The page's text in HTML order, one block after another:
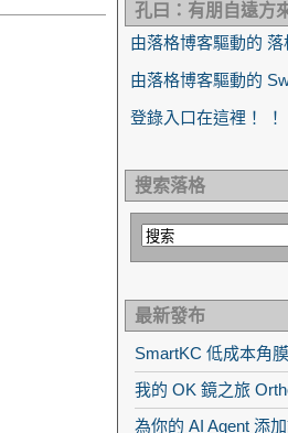
孔曰：有朋自遠方
由落格博客驅動的 落
由落格博客驅動的
登錄入口在這裡！
搜索落格
最新發布
SmartKC 低成本角
我的 OK 鏡之旅
為你的 AI Agent 添